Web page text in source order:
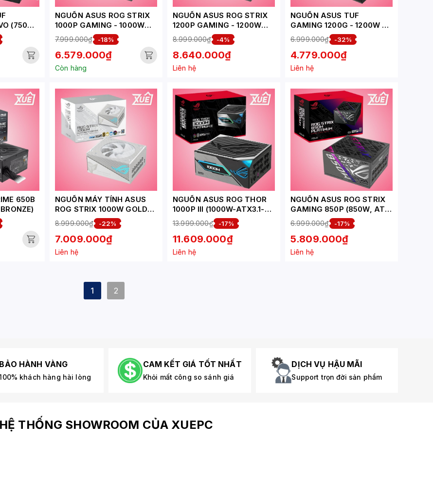
(750W/
FULL-
NGUỒN ASUS ROG STRIX
1000P GAMING - 1000W
(80+
PLATINUM/ATX3.1/FULL
MODULAR)
7.999.000₫ -18%
6.579.000₫
Còn hàng
NGUỒN ASUS ROG STRIX
1200P GAMING - 1200W
(80+
PLATINUM/ATX3.1/FULL
MODULAR)
8.999.000₫ -4%
8.640.000₫
Liên hệ
NGUỒN ASUS TUF
GAMING 1200G - 1200W 80
PLUS GOLD (ATX 3.0 - PCIE
5.0 - FULL MODULAR)
6.999.000₫ -32%
4.779.000₫
Liên hệ
650B
NGUỒN MÁY TÍNH ASUS
ROG STRIX 1000W GOLD
AURA WHITE EDITION
(ATX 3.0 - PCI 5.0 - FULL
MODULAR)
8.999.000₫ -22%
7.009.000₫
Liên hệ
NGUỒN ASUS ROG THOR
1000P III (1000W-ATX3.1-
PCIE5.0-
80PLUSPLANTINUM-
FULLMODULAR)
13.999.000₫ -17%
11.609.000₫
Liên hệ
NGUỒN ASUS ROG STRIX
GAMING 850P (850W, ATX
3.1, PCIE 5.0, 80 PLUS
PLANTINUM, FULL
MODULAR )
6.999.000₫ -17%
5.809.000₫
Liên hệ
1 2
BẢO HÀNH VÀNG
khách hàng hài lòng
CAM KẾT GIÁ TỐT NHẤT
Khỏi mất công so sánh giá
DỊCH VỤ HẬU MÃI
Support trọn đời sản phẩm
HỆ THỐNG SHOWROOM CỦA XUEPC